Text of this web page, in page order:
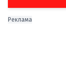
Реклама